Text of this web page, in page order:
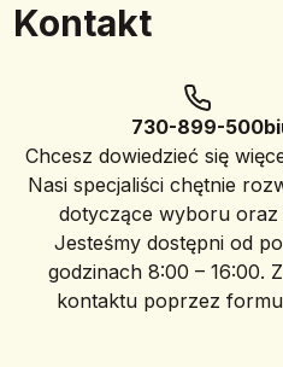
Kontakt
730-899-500
Chcesz dowiedzieć się
Nasi specjaliści chętnie
dotyczące wyboru oraz
Jesteśmy dostępni od
godzinach 8:00 – 16:00.
kontaktu poprzez